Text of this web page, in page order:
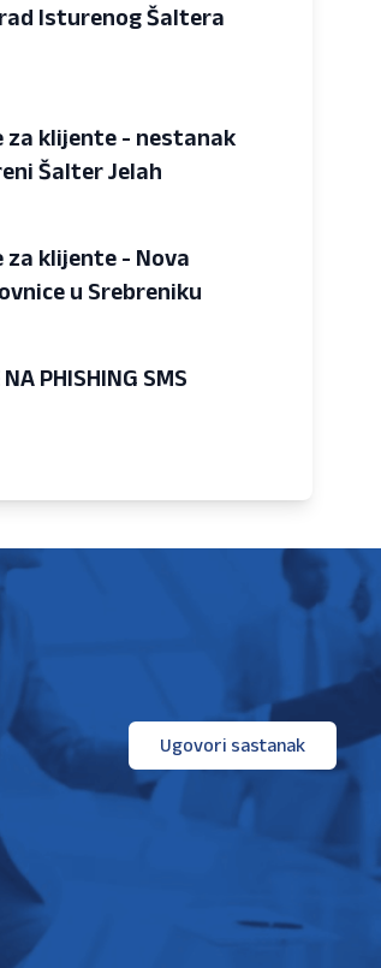
Isturenog Šaltera
za klijente - nestanak
Šalter Jelah
za klijente - Nova
u Srebreniku
NA PHISHING SMS
Ugovori sastanak